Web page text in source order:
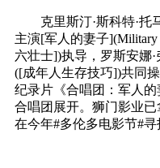
克里斯汀·斯科特·托
主演[军人的妻子
六壮士])执导，罗斯安娜·
([成年人生存技巧])共同
纪录片《合唱团：军人
合唱团展开。狮门影业
在今年#多伦多电影节#寻